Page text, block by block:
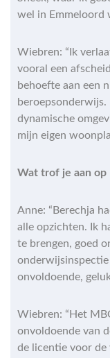
wel in Emmeloord
Wiebren: “Ik
vooral een
behoefte aan een
beroepsonderwijs.
dynamische
mijn eigen
Wat trof je aan op
Anne: “Berechja
alle opzichten. Ik
te brengen, goed
onvoldoende,
Wiebren: “Het
onvoldoende van
de licentie voor